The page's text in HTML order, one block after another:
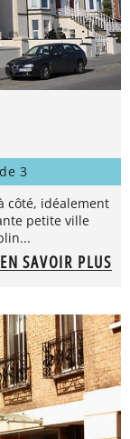
3
côté, idéalement
petite ville
EN SAVOIR PLUS